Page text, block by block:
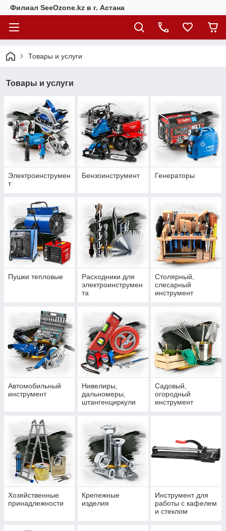
Филиал SeeOzone.kz в г. Астана
Товары и услуги
Товары и услуги
Электроинструмен
т
Бензоинструмент Генераторы
Пушки тепловые
Расходники для
электроинструмен
та
Столярный,
слесарный
инструмент
Автомобильный
инструмент
Нивелиры,
дальномеры,
штангенциркули
Садовый,
огородный
инструмент
Хозяйственные
принадлежности
Крепежные
изделия
Инструмент для
работы с кафелем
и стеклом